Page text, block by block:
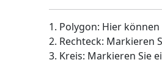
1. Polygon: Hier
2. Rechteck: Markieren
3. Kreis: Markieren Sie